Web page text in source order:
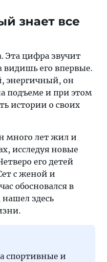
знает все
Эта цифра звучит
видишь его впервые.
энергичный, он
подъеме и при этом
истории о своих
много лет жил и
исследуя новые
его детей
с женой и
обосновался в
здесь
спортивные и